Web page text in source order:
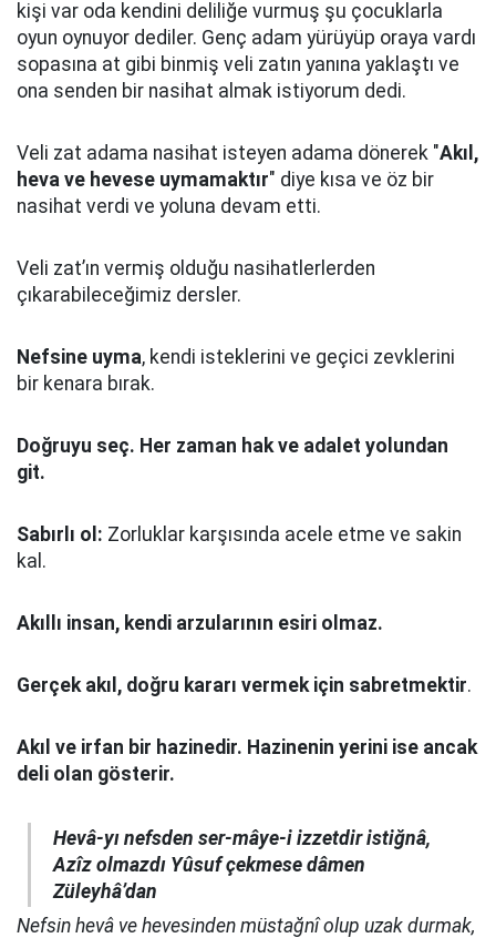
kişi var oda kendini deliliğe vurmuş şu çocuklarla
oyun oynuyor dediler. Genç adam yürüyüp oraya vardı
sopasına at gibi binmiş veli zatın yanına yaklaştı ve
ona senden bir nasihat almak istiyorum dedi.
Veli zat adama nasihat isteyen adama dönerek "Akıl,
heva ve hevese uymamaktır" diye kısa ve öz bir
nasihat verdi ve yoluna devam etti.
Veli zat’ın vermiş olduğu nasihatlerlerden
çıkarabileceğimiz dersler.
Nefsine uyma, kendi isteklerini ve geçici zevklerini
bir kenara bırak.
Doğruyu seç. Her zaman hak ve adalet yolundan
git.
Sabırlı ol: Zorluklar karşısında acele etme ve sakin
kal.
Akıllı insan, kendi arzularının esiri olmaz.
Gerçek akıl, doğru kararı vermek için sabretmektir.
Akıl ve irfan bir hazinedir. Hazinenin yerini ise ancak
deli olan gösterir.
Hevâ-yı nefsden ser-mâye-i izzetdir istiğnâ,
Azîz olmazdı Yûsuf çekmese dâmen
Züleyhâ’dan
Nefsin hevâ ve hevesinden müstağnî olup uzak durmak,